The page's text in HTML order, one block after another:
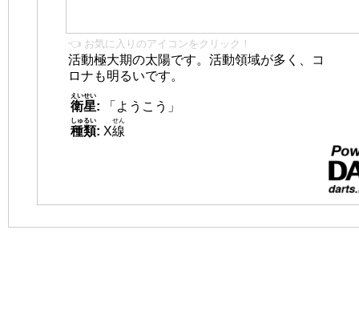
👈 お気に入りのアイコンをクリック！
活動極大期の太陽です。活動領域が多く、コ
ロナも明るいです。
衛星
えいせい
:
「ようこう」
種類
しゅるい
: X線
せん